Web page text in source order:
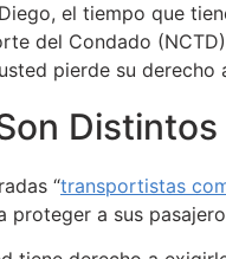
el tiempo que
del Condado
pierde su
“transportistas
a sus